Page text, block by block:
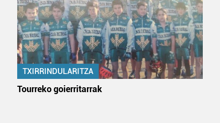
TXIRRINDULARITZA
Tourreko goierritarrak